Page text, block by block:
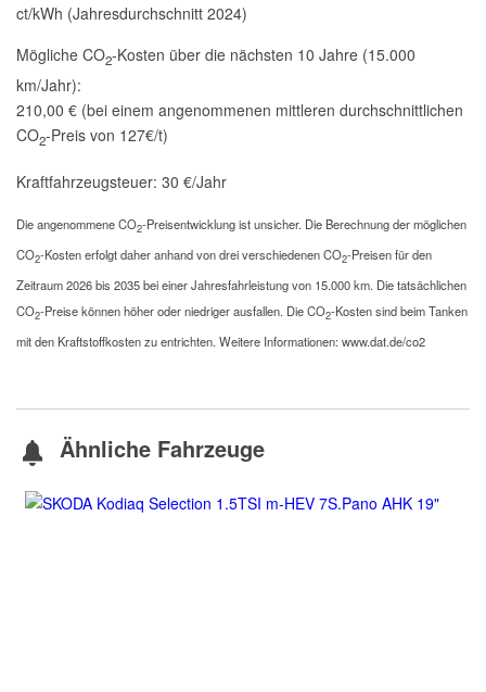
ct/kWh (Jahresdurchschnitt 2024)
Mögliche CO2-Kosten über die nächsten 10 Jahre (15.000
km/Jahr):
210,00 € (bei einem angenommenen mittleren durchschnittlichen
CO2-Preis von 127€/t)
Kraftfahrzeugsteuer: 30 €/Jahr
Die angenommene CO2-Preisentwicklung ist unsicher. Die Berechnung der möglichen
CO2-Kosten erfolgt daher anhand von drei verschiedenen CO2-Preisen für den
Zeitraum 2026 bis 2035 bei einer Jahresfahrleistung von 15.000 km. Die tatsächlichen
CO2-Preise können höher oder niedriger ausfallen. Die CO2-Kosten sind beim Tanken
mit den Kraftstoffkosten zu entrichten. Weitere Informationen: www.dat.de/co2
Ähnliche Fahrzeuge